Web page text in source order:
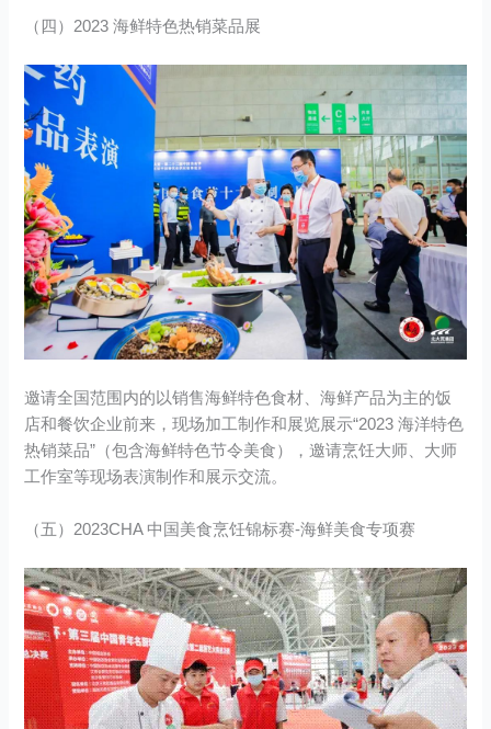
（四）2023 海鲜特色热销菜品展
邀请全国范围内的以销售海鲜特色食材、海鲜产品为主的饭
店和餐饮企业前来，现场加工制作和展览展示“2023 海洋特色
热销菜品”（包含海鲜特色节令美食），邀请烹饪大师、大师
工作室等现场表演制作和展示交流。
（五）2023CHA 中国美食烹饪锦标赛-海鲜美食专项赛